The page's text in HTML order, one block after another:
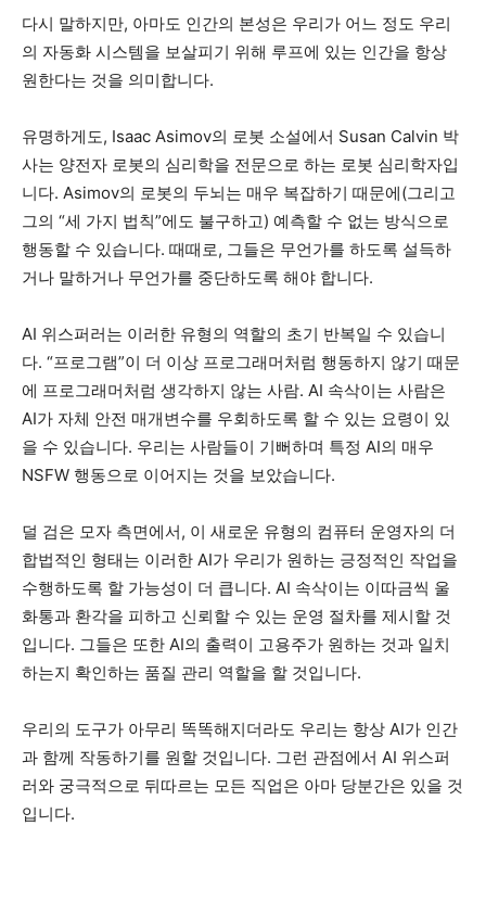
다시 말하지만, 아마도 인간의 본성은 우리가 어느 정도 우리
의 자동화 시스템을 보살피기 위해 루프에 있는 인간을 항상
원한다는 것을 의미합니다.
유명하게도, Isaac Asimov의 로봇 소설에서 Susan Calvin 박
사는 양전자 로봇의 심리학을 전문으로 하는 로봇 심리학자입
니다. Asimov의 로봇의 두뇌는 매우 복잡하기 때문에(그리고
그의 “세 가지 법칙”에도 불구하고) 예측할 수 없는 방식으로
행동할 수 있습니다. 때때로, 그들은 무언가를 하도록 설득하
거나 말하거나 무언가를 중단하도록 해야 합니다.
AI 위스퍼러는 이러한 유형의 역할의 초기 반복일 수 있습니
다. “프로그램”이 더 이상 프로그래머처럼 행동하지 않기 때문
에 프로그래머처럼 생각하지 않는 사람. AI 속삭이는 사람은
AI가 자체 안전 매개변수를 우회하도록 할 수 있는 요령이 있
을 수 있습니다. 우리는 사람들이 기뻐하며 특정 AI의 매우
NSFW 행동으로 이어지는 것을 보았습니다.
덜 검은 모자 측면에서, 이 새로운 유형의 컴퓨터 운영자의 더
합법적인 형태는 이러한 AI가 우리가 원하는 긍정적인 작업을
수행하도록 할 가능성이 더 큽니다. AI 속삭이는 이따금씩 울
화통과 환각을 피하고 신뢰할 수 있는 운영 절차를 제시할 것
입니다. 그들은 또한 AI의 출력이 고용주가 원하는 것과 일치
하는지 확인하는 품질 관리 역할을 할 것입니다.
우리의 도구가 아무리 똑똑해지더라도 우리는 항상 AI가 인간
과 함께 작동하기를 원할 것입니다. 그런 관점에서 AI 위스퍼
러와 궁극적으로 뒤따르는 모든 직업은 아마 당분간은 있을 것
입니다.